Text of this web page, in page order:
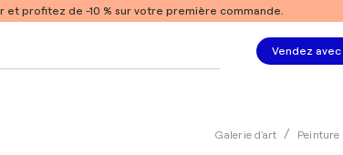
et profitez de -10 % sur votre première commande.
Vendez avec
Galerie d'art Peinture